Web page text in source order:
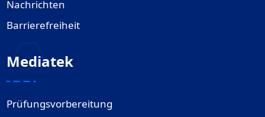
Nachrichten
Barrierefreiheit
Mediatek
Prüfungsvorbereitung